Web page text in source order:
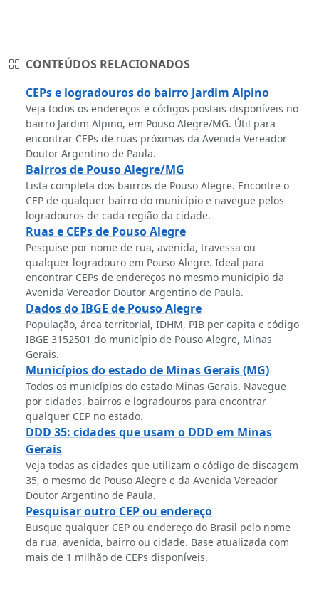
CONTEÚDOS RELACIONADOS
CEPs e logradouros do bairro Jardim Alpino
Veja todos os endereços e códigos postais disponíveis no
bairro Jardim Alpino, em Pouso Alegre/MG. Útil para
encontrar CEPs de ruas próximas da Avenida Vereador
Doutor Argentino de Paula.
Bairros de Pouso Alegre/MG
Lista completa dos bairros de Pouso Alegre. Encontre o
CEP de qualquer bairro do município e navegue pelos
logradouros de cada região da cidade.
Ruas e CEPs de Pouso Alegre
Pesquise por nome de rua, avenida, travessa ou
qualquer logradouro em Pouso Alegre. Ideal para
encontrar CEPs de endereços no mesmo município da
Avenida Vereador Doutor Argentino de Paula.
Dados do IBGE de Pouso Alegre
População, área territorial, IDHM, PIB per capita e código
IBGE 3152501 do município de Pouso Alegre, Minas
Gerais.
Municípios do estado de Minas Gerais (MG)
Todos os municípios do estado Minas Gerais. Navegue
por cidades, bairros e logradouros para encontrar
qualquer CEP no estado.
DDD 35: cidades que usam o DDD em Minas
Gerais
Veja todas as cidades que utilizam o código de discagem
35, o mesmo de Pouso Alegre e da Avenida Vereador
Doutor Argentino de Paula.
Pesquisar outro CEP ou endereço
Busque qualquer CEP ou endereço do Brasil pelo nome
da rua, avenida, bairro ou cidade. Base atualizada com
mais de 1 milhão de CEPs disponíveis.